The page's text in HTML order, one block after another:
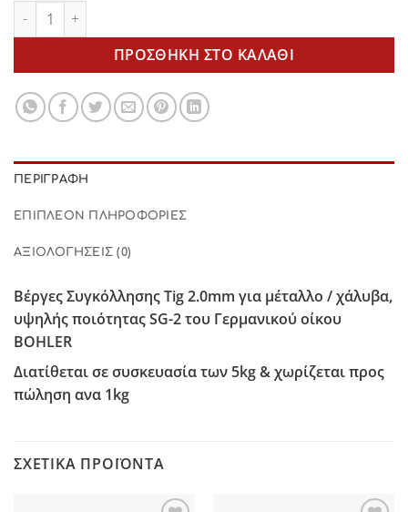
Βέργες Tig SG-2 2.0mm για μέταλλο 2.0mm τιμή Kg ποσότητα
ΠΡΟΣΘΉΚΗ ΣΤΟ ΚΑΛΆΘΙ
ΠΕΡΙΓΡΑΦΉ
ΕΠΙΠΛΈΟΝ ΠΛΗΡΟΦΟΡΊΕΣ
ΑΞΙΟΛΟΓΉΣΕΙΣ (0)
Βέργες Συγκόλλησης Tig2.0mm για μέταλλο / χάλυβα,
υψηλής ποιότητας SG-2 του Γερμανικού οίκου
BOHLER
Διατίθεται σε συσκευασία των 5kg& χωρίζεται προς
πώληση ανα 1kg
ΣΧΕΤΙΚΆ ΠΡΟΪΌΝΤΑ